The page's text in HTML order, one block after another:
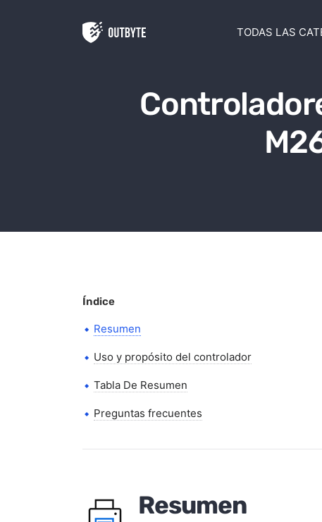
TODAS LAS
Índice
Resumen
Uso y propósito del controlador
Tabla De Resumen
Preguntas frecuentes
Resumen